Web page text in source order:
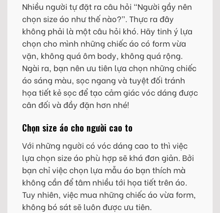
Nhiều người tự đặt ra câu hỏi “Người gầy nên
chọn size áo như thế nào?”. Thực ra đây
không phải là một câu hỏi khó. Hãy tinh ý lựa
chọn cho mình những chiếc áo có form vừa
vặn, không quá ôm body, không quá rộng.
Ngài ra, bạn nên ưu tiên lựa chọn những chiếc
áo sáng màu, sọc ngang và tuyệt đối tránh
họa tiết kẻ sọc để tạo cảm giác vóc dáng được
cân đối và đầy đặn hơn nhé!
Chọn size áo cho người cao to
Với những người có vóc dáng cao to thì việc
lựa chọn size áo phù hợp sẽ khá đơn giản. Bởi
bạn chỉ việc chọn lựa mẫu áo bạn thích mà
không cần để tâm nhiều tới họa tiết trên áo.
Tuy nhiên, việc mua những chiếc áo vừa form,
không bó sát sẽ luôn được ưu tiên.